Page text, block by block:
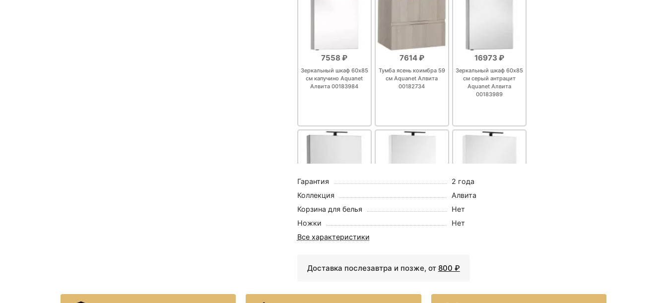
7558 ₽
Зеркальный шкаф 60х85
см капучино Aquanet
Алвита 00183984
7614 ₽
Тумба ясень коимбра 59
см Aquanet Алвита
00182734
16973 ₽
Зеркальный шкаф 60х85
см серый антрацит
Aquanet Алвита
00183989
17771 ₽
Зеркальный шкаф 70х85
Aquanet Алвита
18358 ₽
Зеркальный шкаф 70х85
Гарантия
2 года
Коллекция
Алвита
Корзина для белья
Нет
Ножки
Нет
Все характеристики
Доставка послезавтра и позже, от 800 ₽